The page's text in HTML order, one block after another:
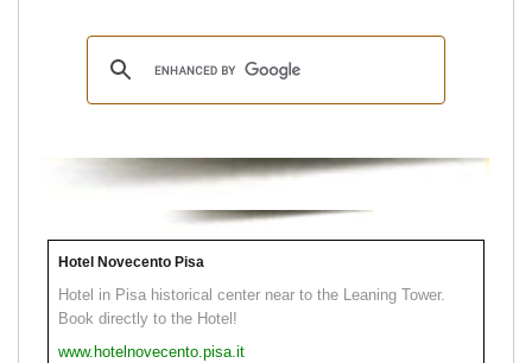
Hotel Novecento Pisa
Hotel in Pisa historical center near to the Leaning Tower.
Book directly to the Hotel!
www.hotelnovecento.pisa.it